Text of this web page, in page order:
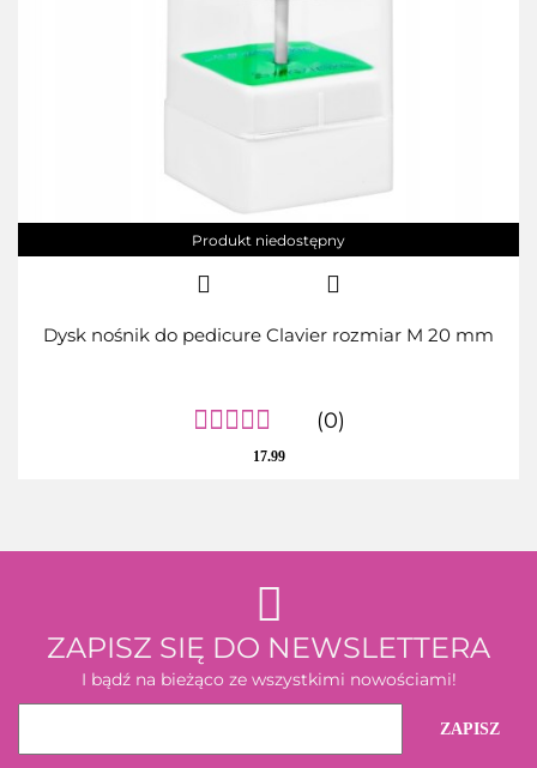
Produkt niedostępny
Dysk nośnik do pedicure Clavier rozmiar M 20 mm
(0)
17.99
ZAPISZ SIĘ DO NEWSLETTERA
I bądź na bieżąco ze wszystkimi nowościami!